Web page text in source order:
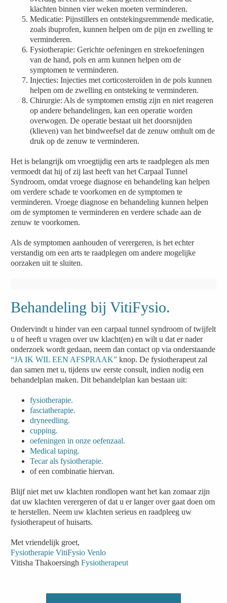
klachten binnen vier weken moeten verminderen.
Medicatie: Pijnstillers en ontstekingsremmende medicatie,
zoals ibuprofen, kunnen helpen om de pijn en zwelling te
verminderen.
Fysiotherapie: Gerichte oefeningen en strekoefeningen
van de hand, pols en arm kunnen helpen om de
symptomen te verminderen.
Injecties: Injecties met corticosteroïden in de pols kunnen
helpen om de zwelling en ontsteking te verminderen.
Chirurgie: Als de symptomen ernstig zijn en niet reageren
op andere behandelingen, kan een operatie worden
overwogen. De operatie bestaat uit het doorsnijden
(klieven) van het bindweefsel dat de zenuw omhult om de
druk op de zenuw te verminderen.
Het is belangrijk om vroegtijdig een arts te raadplegen als men
vermoedt dat hij of zij last heeft van het Carpaal Tunnel
Syndroom, omdat vroege diagnose en behandeling kan helpen
om verdere schade te voorkomen en de symptomen te
verminderen. Vroege diagnose en behandeling kunnen helpen
om de symptomen te verminderen en verdere schade aan de
zenuw te voorkomen.
Als de symptomen aanhouden of verergeren, is het echter
verstandig om een arts te raadplegen om andere mogelijke
oorzaken uit te sluiten.
Behandeling bij VitiFysio.
Ondervindt u hinder van een carpaal tunnel syndroom of twijfelt
u of heeft u vragen over uw klacht(en) en wilt u dat er nader
onderzoek wordt gedaan, neem dan contact op via onderstaande
“JA IK WIL EEN AFSPRAAK” knop. De fysiotherapeut zal
dan samen met u, tijdens uw eerste consult, indien nodig een
behandelplan maken. Dit behandelplan kan bestaan uit:
fysiotherapie.
fasciatherapie.
dryneedling.
cupping.
oefeningen in onze oefenzaal.
Medical taping.
Tecar als fysiotherapie.
of een combinatie hiervan.
Blijf niet met uw klachten rondlopen want het kan zomaar zijn
dat uw klachten verergeren of dat u er langer over gaat doen om
te herstellen. Neem uw klachten serieus en raadpleeg uw
fysiotherapeut of huisarts.
Met vriendelijk groet,
Fysiotherapie VitiFysio Venlo
Vitisha ThakoersinghFysiotherapeut